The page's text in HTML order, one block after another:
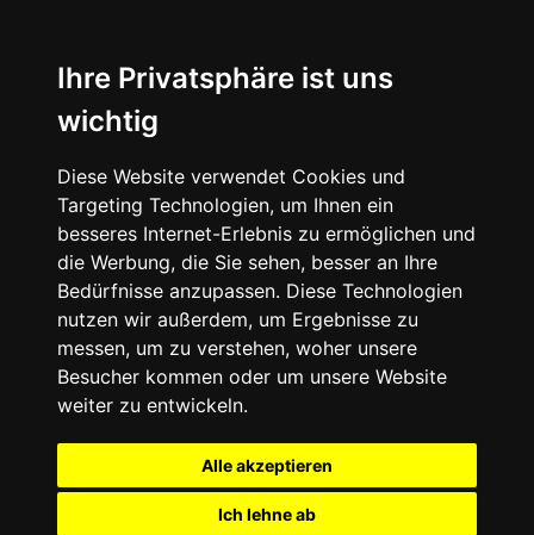
Ihre Privatsphäre ist uns
wichtig
Diese Website verwendet Cookies und
Targeting Technologien, um Ihnen ein
besseres Internet-Erlebnis zu ermöglichen und
die Werbung, die Sie sehen, besser an Ihre
Bedürfnisse anzupassen. Diese Technologien
nutzen wir außerdem, um Ergebnisse zu
messen, um zu verstehen, woher unsere
Besucher kommen oder um unsere Website
weiter zu entwickeln.
Alle akzeptieren
Ich lehne ab